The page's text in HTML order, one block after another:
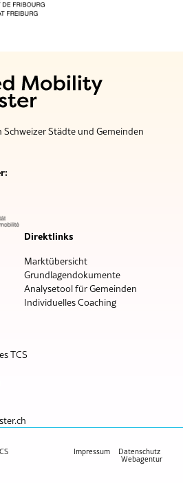
Städte und Gemeinden
Direktlinks
Marktübersicht
Grundlagendokumente
Analysetool für Gemeinden
Individuelles Coaching
TCS
st rch
Impressum
Datenschutz
Webagentur